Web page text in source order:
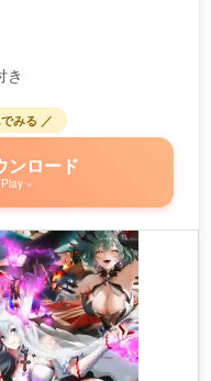
き
みる ／
ンロード
»